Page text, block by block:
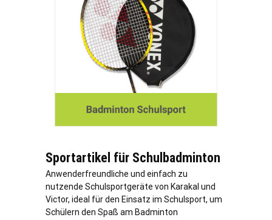
Sportartikel für Schulbadminton
Anwenderfreundliche und einfach zu
nutzende Schulsportgeräte von Karakal und
Victor, ideal für den Einsatz im Schulsport, um
Schülern den Spaß am Badminton